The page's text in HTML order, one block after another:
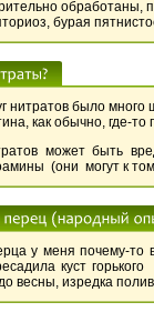
обработаны,
бурая
нитратов было
как обычно, где-то
может быть
(они могут к
у меня почему-
куст
весны, изредка